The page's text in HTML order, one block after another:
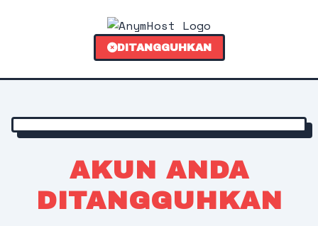
DITANGGUHKAN
AKUN ANDA
DITANGGUHKAN